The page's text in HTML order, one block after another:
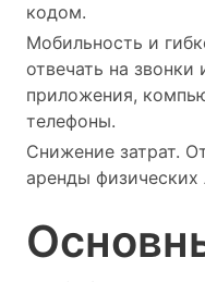
кодом.
Мобильность и
отвечать на звонки
приложения,
телефоны.
Снижение затрат.
аренды физических